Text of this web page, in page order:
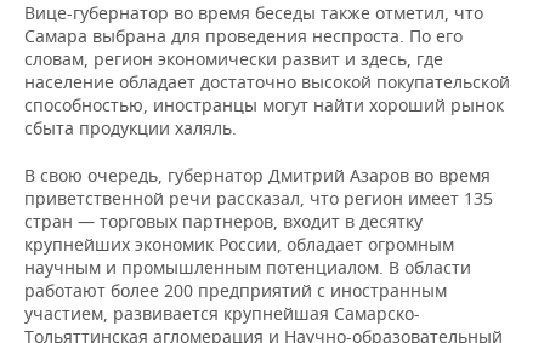
Вице-губернатор во время беседы также отметил, что
Самара выбрана для проведения неспроста. По его
словам, регион экономически развит и здесь, где
население обладает достаточно высокой покупательской
способностью, иностранцы могут найти хороший рынок
сбыта продукции халяль.
В свою очередь, губернатор Дмитрий Азаров во время
приветственной речи рассказал, что регион имеет 135
стран — торговых партнеров, входит в десятку
крупнейших экономик России, обладает огромным
научным и промышленным потенциалом. В области
работают более 200 предприятий с иностранным
участием, развивается крупнейшая Самарско-
Тольяттинская агломерация и Научно-образовательный